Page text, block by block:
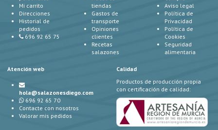
Mi carrito
Direcciones
Historial de
pedidos
696 92 65 75
tiendas
Gastos de
transporte
Opiniones
clientes
Recetas
salazones
Aviso legal
Política de
Privacidad
Política de
Cookies
Seguridad
alimentaria
Atención web
hola@salazonesdiego.com
696 92 65 70
Contacte con nosotros
Valorar mis pedidos
Calidad
Productos de producción propia
con certificación de calidad: